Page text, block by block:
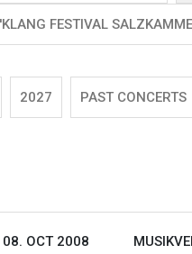
FESTIVAL
2027 PAST CONCERTS
08. OCT 2008